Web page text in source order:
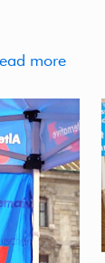
more